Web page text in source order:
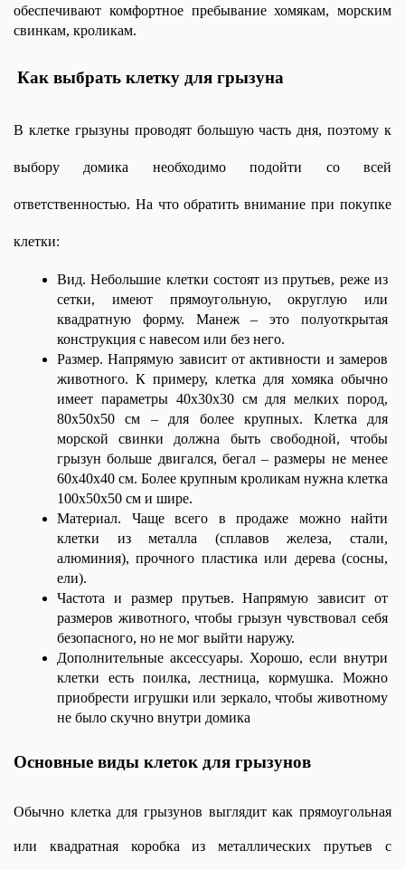
обеспечивают комфортное пребывание хомякам, морским
свинкам, кроликам.
Как выбрать клетку для грызуна
В клетке грызуны проводят большую часть дня, поэтому к
выбору домика необходимо подойти со всей
ответственностью. На что обратить внимание при покупке
клетки:
Вид. Небольшие клетки состоят из прутьев, реже из
сетки, имеют прямоугольную, округлую или
квадратную форму. Манеж – это полуоткрытая
конструкция с навесом или без него.
Размер. Напрямую зависит от активности и замеров
животного. К примеру, клетка для хомяка обычно
имеет параметры 40х30х30 см для мелких пород,
80х50х50 см – для более крупных. Клетка для
морской свинки должна быть свободной, чтобы
грызун больше двигался, бегал – размеры не менее
60х40х40 см. Более крупным кроликам нужна клетка
100х50х50 см и шире.
Материал. Чаще всего в продаже можно найти
клетки из металла (сплавов железа, стали,
алюминия), прочного пластика или дерева (сосны,
ели).
Частота и размер прутьев. Напрямую зависит от
размеров животного, чтобы грызун чувствовал себя
безопасного, но не мог выйти наружу.
Дополнительные аксессуары. Хорошо, если внутри
клетки есть поилка, лестница, кормушка. Можно
приобрести игрушки или зеркало, чтобы животному
не было скучно внутри домика
Основные виды клеток для грызунов
Обычно клетка для грызунов выглядит как прямоугольная
или квадратная коробка из металлических прутьев с